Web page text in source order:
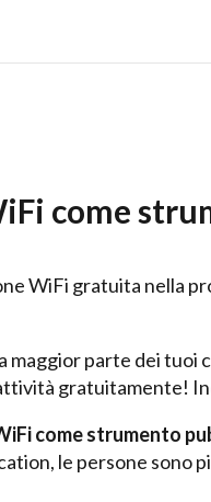
come
WiFi gratuita nella
maggior parte dei tuoi
gratuitamente!
come strumento
le persone sono